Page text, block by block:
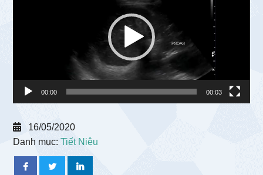
00:00 00:03
16/05/2020
Danh mục:Tiết Niệu